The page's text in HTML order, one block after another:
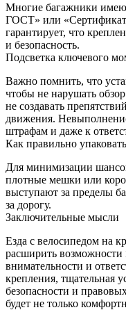
Многие багажники
ГОСТ» или «Сертификат
гарантирует, что
и безопасность.
Подсветка ключевого
Важно помнить, что
чтобы не нарушать
не создавать
движения.
штрафам и даже к
Как правильно
Для минимизации
плотные мешки или
выступают за пределы
за дорогу.
Заключительные мысли
Езда с велосипедом на
расширить возможности
внимательности и
крепления, тщательная
безопасности и
будет не только